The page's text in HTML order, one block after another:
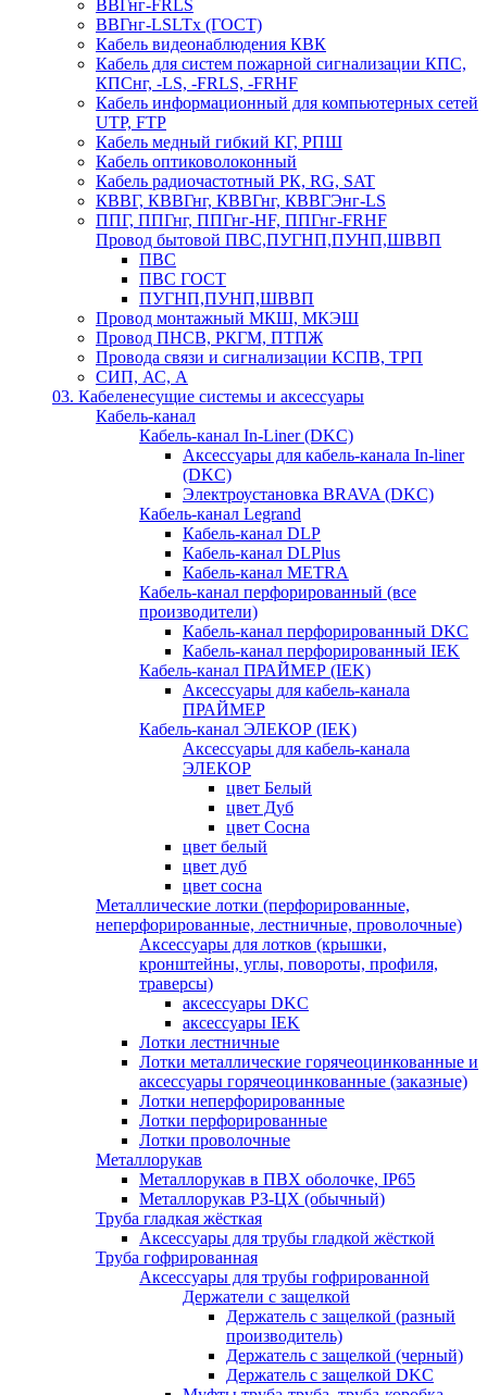
ВВГнг-FRLS
ВВГнг-LSLTx (ГОСТ)
Кабель видеонаблюдения КВК
Кабель для систем пожарной сигнализации КПС,
КПСнг, -LS, -FRLS, -FRHF
Кабель информационный для компьютерных сетей
UTP, FTP
Кабель медный гибкий КГ, РПШ
Кабель оптиковолоконный
Кабель радиочастотный РК, RG, SAT
КВВГ, КВВГнг, КВВГнг, КВВГЭнг-LS
ППГ, ППГнг, ППГнг-HF, ППГнг-FRHF
Провод бытовой ПВС,ПУГНП,ПУНП,ШВВП
ПВС
ПВС ГОСТ
ПУГНП,ПУНП,ШВВП
Провод монтажный МКШ, МКЭШ
Провод ПНСВ, РКГМ, ПТПЖ
Провода связи и сигнализации КСПВ, ТРП
СИП, АС, А
03. Кабеленесущие системы и аксессуары
Кабель-канал
Кабель-канал In-Liner (DKC)
Аксессуары для кабель-канала In-liner
(DKC)
Электроустановка BRAVA (DKC)
Кабель-канал Legrand
Кабель-канал DLP
Кабель-канал DLPlus
Кабель-канал METRA
Кабель-канал перфорированный (все
производители)
Кабель-канал перфорированный DKC
Кабель-канал перфорированный IEK
Кабель-канал ПРАЙМЕР (IEK)
Аксессуары для кабель-канала
ПРАЙМЕР
Кабель-канал ЭЛЕКОР (IEK)
Аксессуары для кабель-канала
ЭЛЕКОР
цвет Белый
цвет Дуб
цвет Сосна
цвет белый
цвет дуб
цвет сосна
Металлические лотки (перфорированные,
неперфорированные, лестничные, проволочные)
Аксессуары для лотков (крышки,
кронштейны, углы, повороты, профиля,
траверсы)
аксессуары DKC
аксессуары IEK
Лотки лестничные
Лотки металлические горячеоцинкованные и
аксессуары горячеоцинкованные (заказные)
Лотки неперфорированные
Лотки перфорированные
Лотки проволочные
Металлорукав
Металлорукав в ПВХ оболочке, IP65
Металлорукав РЗ-ЦХ (обычный)
Труба гладкая жёсткая
Аксессуары для трубы гладкой жёсткой
Труба гофрированная
Аксессуары для трубы гофрированной
Держатели с защелкой
Держатель с защелкой (разный
производитель)
Держатель с защелкой (черный)
Держатель с защелкой DKC